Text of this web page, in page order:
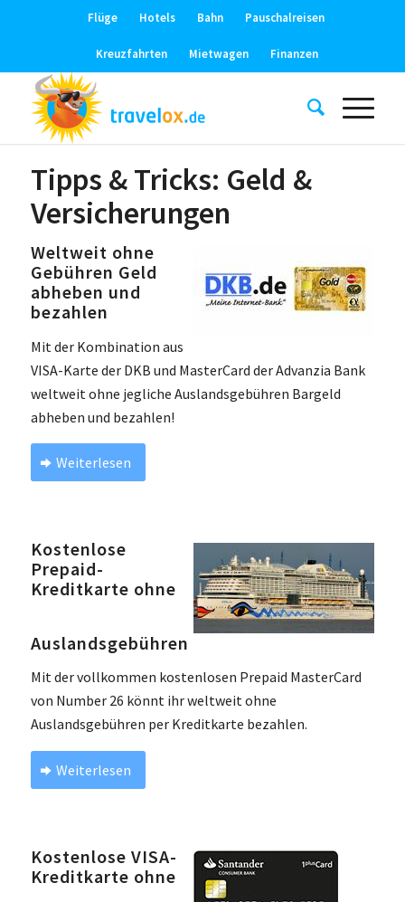
Flüge Hotels Bahn Pauschalreisen
Kreuzfahrten Mietwagen Finanzen
Tipps & Tricks: Geld &
Versicherungen
Weltweit ohne
Gebühren Geld
abheben und
bezahlen
Mit der Kombination aus
VISA-Karte der DKB und MasterCard der Advanzia Bank
weltweit ohne jegliche Auslandsgebühren Bargeld
abheben und bezahlen!
Weiterlesen
Kostenlose
Prepaid-
Kreditkarte ohne
Auslandsgebühren
Mit der vollkommen kostenlosen Prepaid MasterCard
von Number 26 könnt ihr weltweit ohne
Auslandsgebühren per Kreditkarte bezahlen.
Weiterlesen
Kostenlose VISA-
Kreditkarte ohne